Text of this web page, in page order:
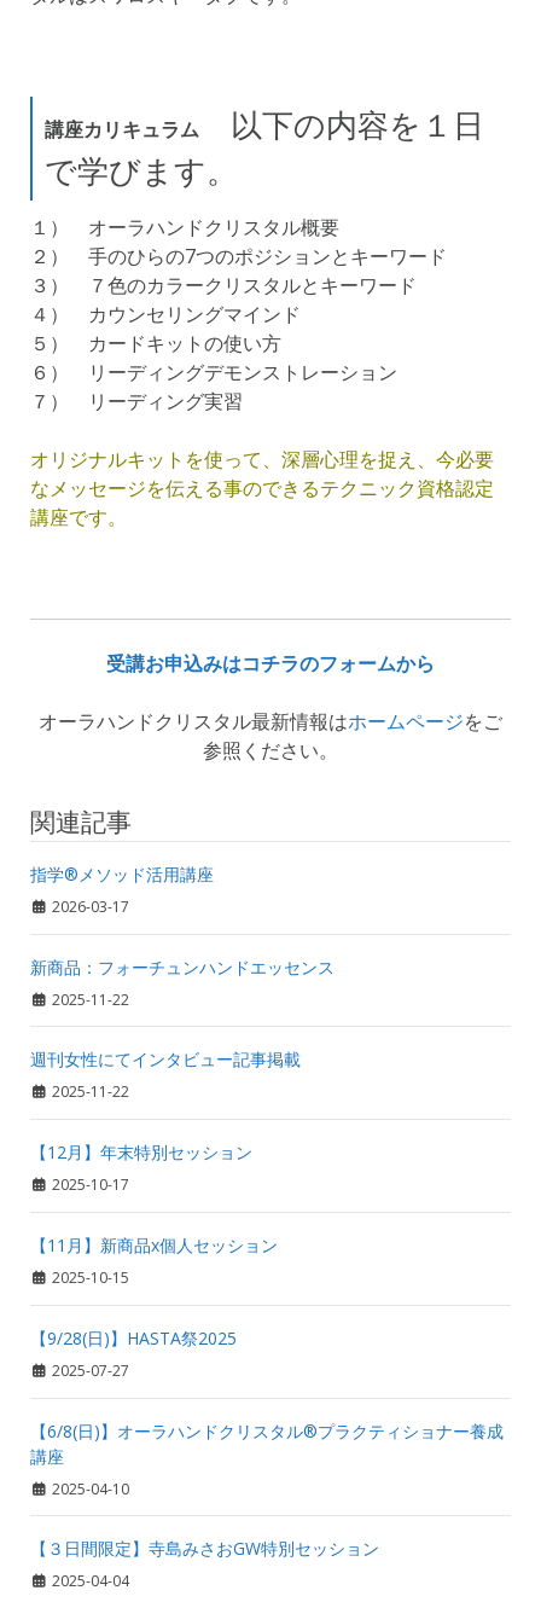
講座カリキュラム
以下の内容を１日
で学びます。
１） オーラハンドクリスタル概要
２） 手のひらの7つのポジションとキーワード
３） ７色のカラークリスタルとキーワード
４） カウンセリングマインド
５） カードキットの使い方
６） リーディングデモンストレーション
７） リーディング実習
オリジナルキットを使って、深層心理を捉え、今必要
なメッセージを伝える事のできるテクニック資格認定
講座です。
受講お申込みはコチラのフォームから
オーラハンドクリスタル最新情報はホームページをご
参照ください。
関連記事
指学®️メソッド活用講座
2026-03-17
新商品：フォーチュンハンドエッセンス
2025-11-22
週刊女性にてインタビュー記事掲載
2025-11-22
【12月】年末特別セッション
2025-10-17
【11月】新商品x個人セッション
2025-10-15
【9/28(日)】HASTA祭2025
2025-07-27
【6/8(日)】オーラハンドクリスタル®プラクティショナー養成
講座
2025-04-10
【３日間限定】寺島みさおGW特別セッション
2025-04-04